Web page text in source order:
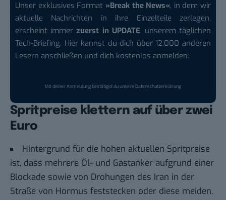
Unser exklusives Format »Break the News«, in dem wir
aktuelle Nachrichten in ihre Einzelteile zerlegen,
erscheint immerzuerst in UPDATE, unserem täglichen
Tech-Briefing. Hier kannst du dich über 12.000 anderen
Lesern anschließen und dich kostenlos anmelden:
Mit deiner Anmeldung bestätigst du unsereDatenschutzerklärung
Spritpreise klettern auf über zwei
Euro
Hintergrund für die hohen aktuellen Spritpreise
ist, dass mehrere Öl- und Gastanker aufgrund einer
Blockade sowie von Drohungen des Iran in der
Straße von Hormus feststecken oder diese meiden.